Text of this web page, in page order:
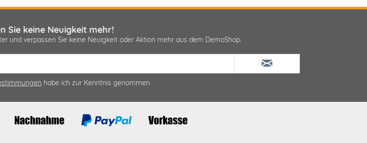
Sie keine Neuigkeit mehr!
und verpassen Sie keine Neuigkeit oder Aktion mehr aus dem DemoShop.
habe ich zur Kenntnis genommen